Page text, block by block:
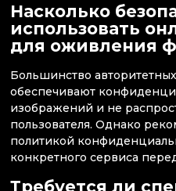
Насколько
использовать
для оживления
Большинство
обеспечивают
изображений и не
пользователя. Однако
политикой
конкретного сервиса
Требуется ли